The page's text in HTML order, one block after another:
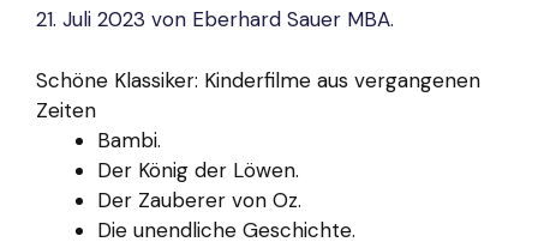
21. Juli 2023 von Eberhard Sauer MBA.
Schöne Klassiker: Kinderfilme aus vergangenen
Zeiten
Bambi.
Der König der Löwen.
Der Zauberer von Oz.
Die unendliche Geschichte.